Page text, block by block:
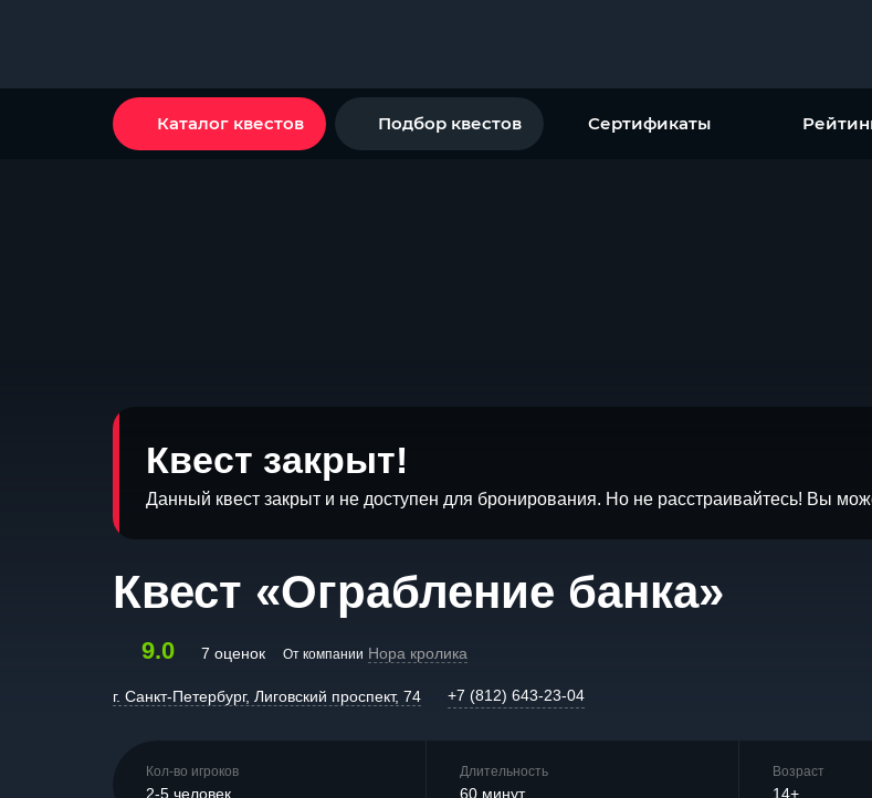
Каталог квестов Подбор квестов Сертификаты
Квест закрыт!
Данный квест закрыт и не доступен для бронирования. Но не расстраивайтесь! Вы
Квест «Ограбление банка»
9.0 7 оценок От компании Нора кролика
г. Санкт-Петербург, Лиговский проспект, 74 +7 (812) 643-23-04
Кол-во игроков
2-5 человек
Длительность
60 минут
Возраст
14+